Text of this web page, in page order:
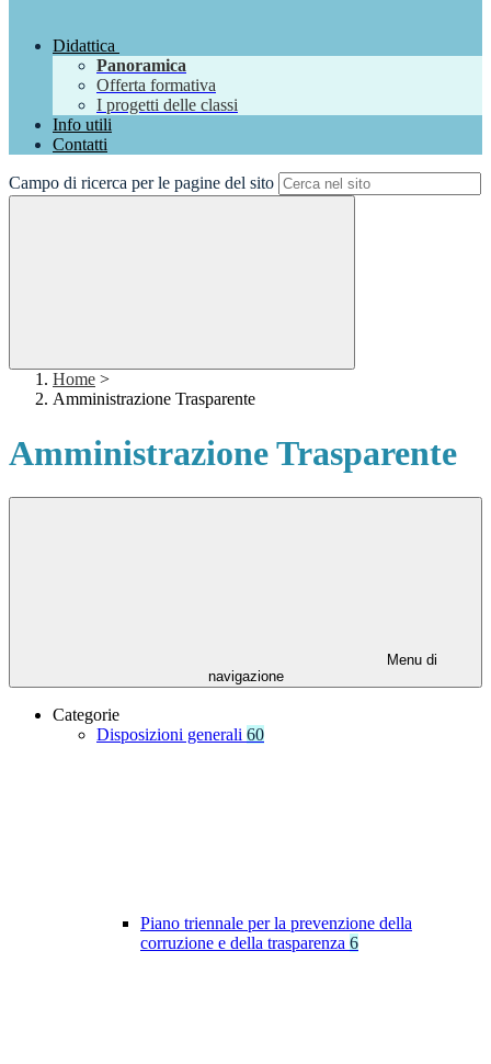
Didattica
Panoramica
Offerta formativa
I progetti delle classi
Info utili
Contatti
Campo di ricerca per le pagine del sito
Home >
Amministrazione Trasparente
Amministrazione Trasparente
Menu di
navigazione
Categorie
Disposizioni generali 60
Piano triennale per la prevenzione della
corruzione e della trasparenza 6